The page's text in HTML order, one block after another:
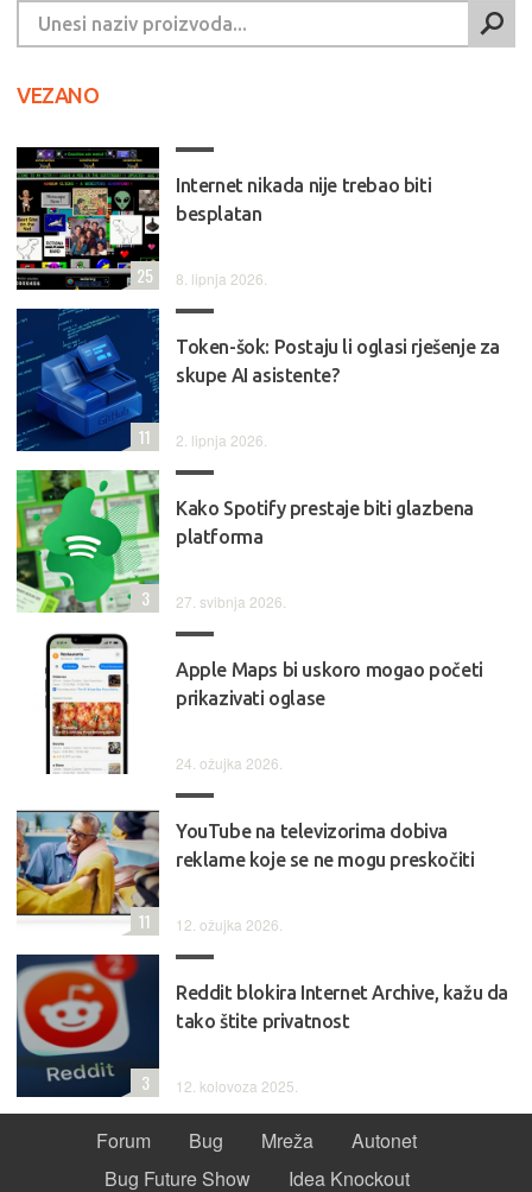
VEZANO
Internet nikada nije trebao biti
besplatan
8. lipnja 2026.
25
Token-šok: Postaju li oglasi rješenje za
skupe AI asistente?
2. lipnja 2026.
11
Kako Spotify prestaje biti glazbena
platforma
27. svibnja 2026.
3
Apple Maps bi uskoro mogao početi
prikazivati oglase
24. ožujka 2026.
YouTube na televizorima dobiva
reklame koje se ne mogu preskočiti
12. ožujka 2026.
11
Reddit blokira Internet Archive, kažu da
tako štite privatnost
12. kolovoza 2025.
3
Forum Bug Mreža
Autonet
Bug Future Show
Idea Knockout